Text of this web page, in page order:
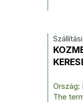
Ország:
The